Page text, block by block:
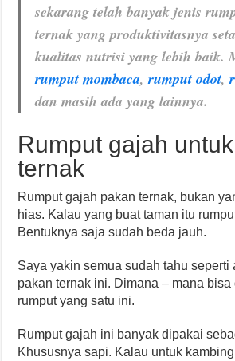
sekarang telah banyak jenis
ternak yang produktivitasnya
kualitas nutrisi yang lebih baik.
rumput mombaca,rumput odot,
dan masih ada yang lainnya.
Rumput gajah
ternak
Rumput gajah pakan ternak, bukan
hias. Kalau yang buat taman itu
Bentuknya saja sudah beda jauh.
Saya yakin semua sudah tahu seperti
pakan ternak ini. Dimana – mana
rumput yang satu ini.
Rumput gajah ini banyak dipakai
Khususnya sapi. Kalau untuk